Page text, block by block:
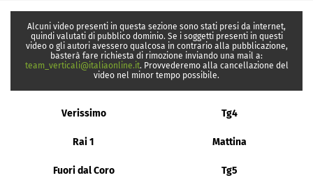
Alcuni video presenti in questa sezione sono stati presi da internet,
quindi valutati di pubblico dominio. Se i soggetti presenti in questi
video o gli autori avessero qualcosa in contrario alla pubblicazione,
basterà fare richiesta di rimozione inviando una mail a:
team_verticali@italiaonline.it. Provvederemo alla cancellazione del
video nel minor tempo possibile.
Verissimo Tg4
Rai 1 Mattina
Fuori dal Coro Tg5